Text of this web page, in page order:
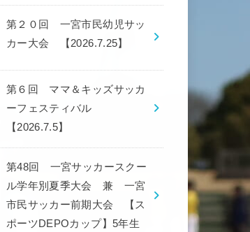
第２０回 一宮市民幼児サッ
カー大会 【2026.7.25】
第６回 ママ＆キッズサッカ
ーフェスティバル
【2026.7.5】
第48回 一宮サッカースクー
ル学年別夏季大会 兼 一宮
市民サッカー前期大会 【ス
ポーツDEPOカップ】5年生